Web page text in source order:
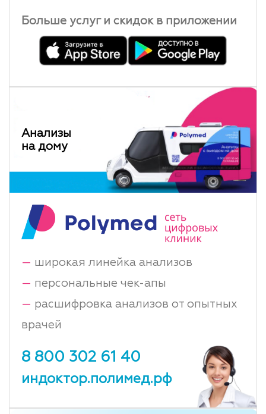
Больше услуг и скидок в приложении
Анализы
на дому
— широкая линейка анализов
— персональные чек-апы
— расшифровка анализов от опытных
врачей
8 800 302 61 40
индоктор.полимед.рф